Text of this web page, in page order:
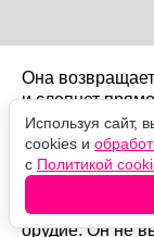
Она
и слепнет
матери" вышел
Почему именно
Логика ордена
орудие. Он не
Используя сайт,
cookies и
с Политикой